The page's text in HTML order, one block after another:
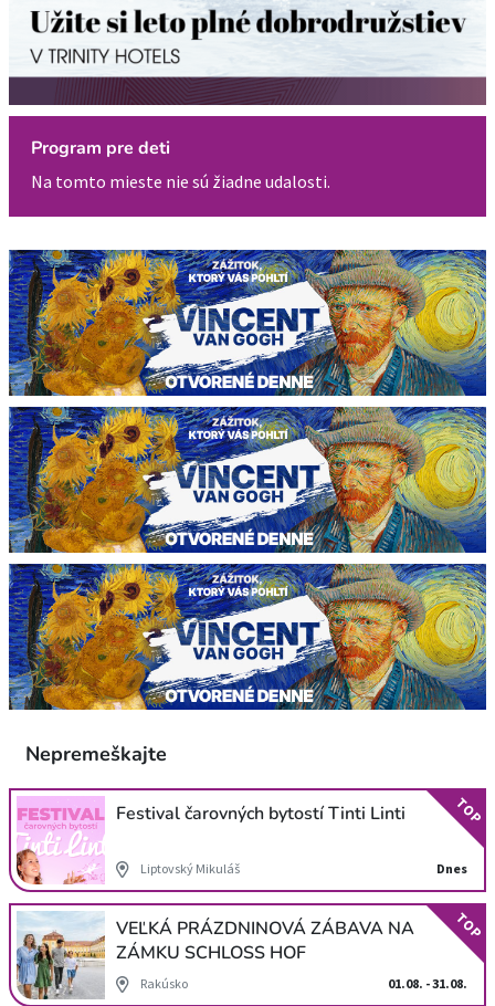
Program pre deti
Na tomto mieste nie sú žiadne udalosti.
Nepremeškajte
Festival čarovných bytostí Tinti Linti
Liptovský Mikuláš Dnes
TOP
VEĽKÁ PRÁZDNINOVÁ ZÁBAVA NA
ZÁMKU SCHLOSS HOF
Rakúsko 01.08. - 31.08.
TOP